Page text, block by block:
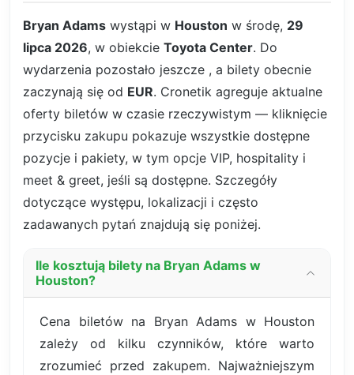
Bryan Adams wystąpi w Houston w środę, 29
lipca 2026, w obiekcie Toyota Center. Do
wydarzenia pozostało jeszcze , a bilety obecnie
zaczynają się od EUR. Cronetik agreguje aktualne
oferty biletów w czasie rzeczywistym — kliknięcie
przycisku zakupu pokazuje wszystkie dostępne
pozycje i pakiety, w tym opcje VIP, hospitality i
meet & greet, jeśli są dostępne. Szczegóły
dotyczące występu, lokalizacji i często
zadawanych pytań znajdują się poniżej.
Ile kosztują bilety na Bryan Adams w
Houston?
Cena biletów na Bryan Adams w Houston
zależy od kilku czynników, które warto
zrozumieć przed zakupem. Najważniejszym